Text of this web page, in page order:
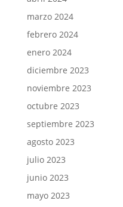
marzo 2024
febrero 2024
enero 2024
diciembre 2023
noviembre 2023
octubre 2023
septiembre 2023
agosto 2023
julio 2023
junio 2023
mayo 2023